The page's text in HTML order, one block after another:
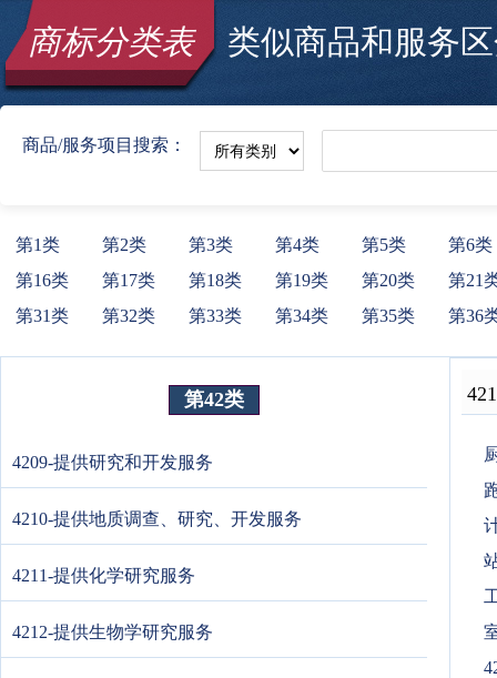
商标分类表类似商品和服务区
商品/服务项目搜索：
第1类 第2类 第3类 第4类 第5类
第6类
第16类
第17类 第18类 第19类 第20类
第21
第31类
第32类 第33类 第34类 第35类 第36
第42类
4209-提供研究和开发服务
4210-提供地质调查、研究、开发服务
4211-提供化学研究服务
4212-提供生物学研究服务